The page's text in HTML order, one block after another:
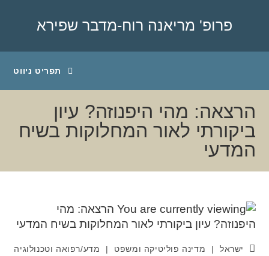
פרופ' מריאנה רוח-מדבר שפירא
תפריט ניווט
הרצאה: מהי היפנוזה? עיון
ביקורתי לאור המחלוקות בשיח
המדעי
ישראל | מדינה פוליטיקה ומשפט |
מדע/רפואה וטכנולוגיה